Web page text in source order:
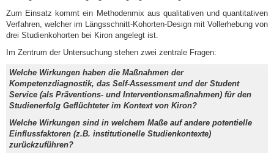
Zum Einsatz kommt ein Methodenmix aus qualitativen und quantitativen
Verfahren, welcher im Längsschnitt-Kohorten-Design mit Vollerhebung von
drei Studienkohorten bei Kiron angelegt ist.
Im Zentrum der Untersuchung stehen zwei zentrale Fragen:
Welche Wirkungen haben die Maßnahmen der
Kompetenzdiagnostik, das Self-Assessment und der Student
Service (als Präventions- und Interventionsmaßnahmen) für den
Studienerfolg Geflüchteter im Kontext von Kiron?
Welche Wirkungen sind in welchem Maße auf andere potentielle
Einflussfaktoren (z.B. institutionelle Studienkontexte)
zurückzuführen?